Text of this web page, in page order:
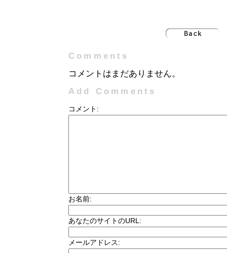
Comments
コメントはまだありません。
Add Comments
コメント:
お名前:
あなたのサイトのURL:
メールアドレス: